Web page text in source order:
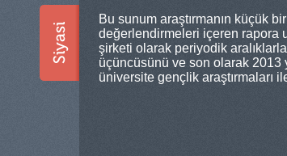
Bu sunum araştırmanın küçük bir
değerlendirmeleri içeren rapora
şirketi olarak periyodik
üçüncüsünü ve son olarak 2013
üniversite gençlik araştırmaları